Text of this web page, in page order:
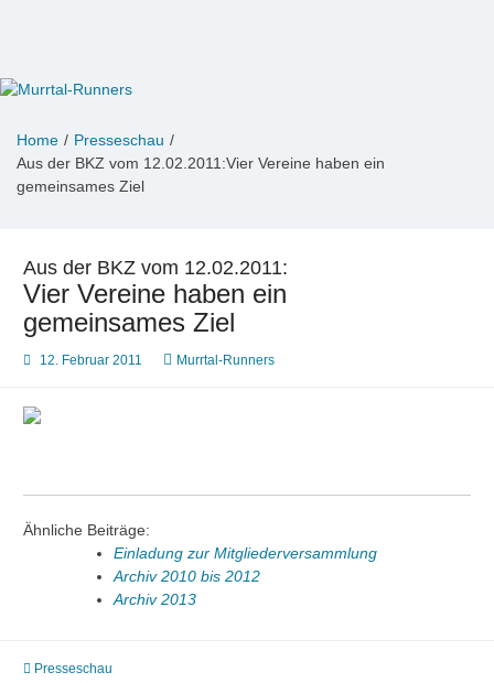
Murrtal-Runners
e.V. 1994
Home
Presseschau
Aus der BKZ vom 12.02.2011:Vier Vereine haben ein
gemeinsames Ziel
Aus der BKZ vom 12.02.2011:
Vier Vereine haben ein
gemeinsames Ziel
12. Februar 2011 Murrtal-Runners
Ähnliche Beiträge:
Einladung zur Mitgliederversammlung
Archiv 2010 bis 2012
Archiv 2013
Presseschau